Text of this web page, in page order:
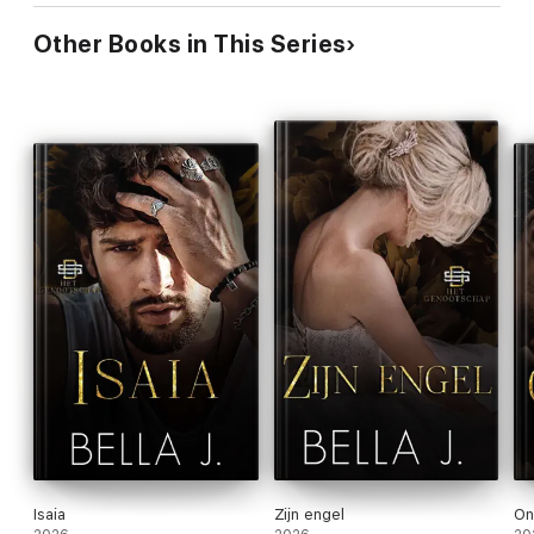
Other Books in This Series
Isaia Zijn engel